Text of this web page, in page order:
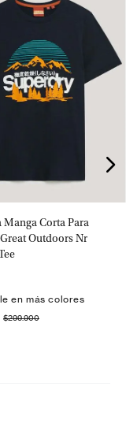
Manga Corta Para
Outdoors Nr
en más colores
$299.900